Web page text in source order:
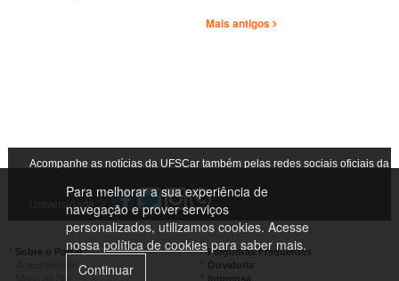
Para melhorar a sua experiência de
navegação e prover serviços
personalizados, utilizamos cookies. Acesse
nossa política de cookiespara saber mais.
Continuar
Mais antigos
Acompanhe as notícias da UFSCar também pelas redes sociais oficiais da
Universidade
Sobre o Portal
Perguntas Frequentes
Ouvidoria
Imprensa